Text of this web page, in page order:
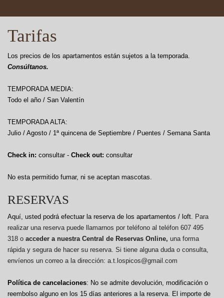
Tarifas
Los precios de los apartamentos están sujetos a la temporada.
Consúltanos.
TEMPORADA MEDIA:
Todo el año / San Valentín
TEMPORADA ALTA:
Julio / Agosto / 1ª quincena de Septiembre / Puentes / Semana Santa
Check in: consultar - Check out: consultar
No esta permitido fumar, ni se aceptan mascotas.
RESERVAS
Aquí, usted podrá efectuar la reserva de los apartamentos / loft. Para
realizar una reserva puede llamarnos por teléfono al teléfon 607 495
318 o acceder a nuestra Central de Reservas Online, una forma
rápida y segura de hacer su reserva. Si tiene alguna duda o consulta,
envíenos un correo a la dirección: a.t.lospicos@gmail.com
Política de cancelaciones: No se admite devolución, modificación o
reembolso alguno en los 15 días anteriores a la reserva. El importe de